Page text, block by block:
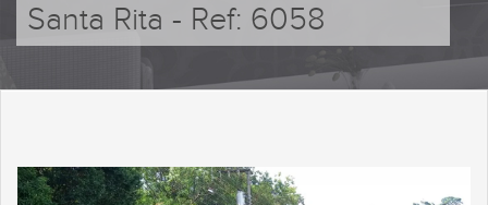
Santa Rita - Ref: 6058